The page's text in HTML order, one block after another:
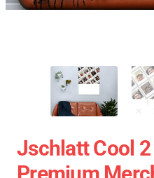
Jschlatt Cool